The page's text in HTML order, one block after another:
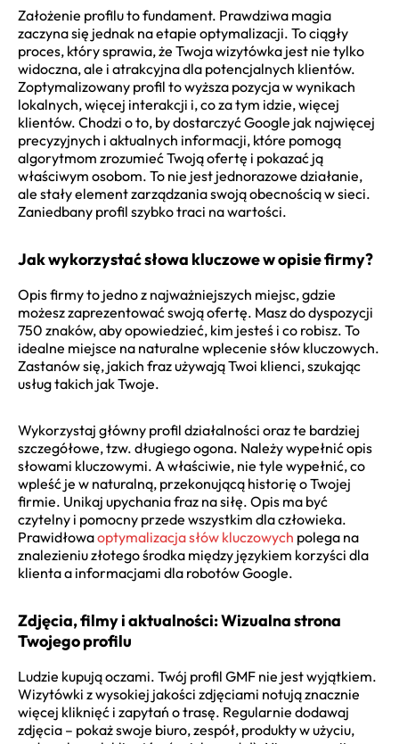
Założenie profilu to fundament. Prawdziwa magia
zaczyna się jednak na etapie optymalizacji. To ciągły
proces, który sprawia, że Twoja wizytówka jest nie tylko
widoczna, ale i atrakcyjna dla potencjalnych klientów.
Zoptymalizowany profil to wyższa pozycja w wynikach
lokalnych, więcej interakcji i, co za tym idzie, więcej
klientów. Chodzi o to, by dostarczyć Google jak najwięcej
precyzyjnych i aktualnych informacji, które pomogą
algorytmom zrozumieć Twoją ofertę i pokazać ją
właściwym osobom. To nie jest jednorazowe działanie,
ale stały element zarządzania swoją obecnością w sieci.
Zaniedbany profil szybko traci na wartości.
Jak wykorzystać słowa kluczowe w opisie firmy?
Opis firmy to jedno z najważniejszych miejsc, gdzie
możesz zaprezentować swoją ofertę. Masz do dyspozycji
750 znaków, aby opowiedzieć, kim jesteś i co robisz. To
idealne miejsce na naturalne wplecenie słów kluczowych.
Zastanów się, jakich fraz używają Twoi klienci, szukając
usług takich jak Twoje.
Wykorzystaj główny profil działalności oraz te bardziej
szczegółowe, tzw. długiego ogona. Należy wypełnić opis
słowami kluczowymi. A właściwie, nie tyle wypełnić, co
wpleść je w naturalną, przekonującą historię o Twojej
firmie. Unikaj upychania fraz na siłę. Opis ma być
czytelny i pomocny przede wszystkim dla człowieka.
Prawidłowaoptymalizacja słów kluczowych polega na
znalezieniu złotego środka między językiem korzyści dla
klienta a informacjami dla robotów Google.
Zdjęcia, filmy i aktualności: Wizualna strona
Twojego profilu
Ludzie kupują oczami. Twój profil GMF nie jest wyjątkiem.
Wizytówki z wysokiej jakości zdjęciami notują znacznie
więcej kliknięć i zapytań o trasę. Regularnie dodawaj
zdjęcia – pokaż swoje biuro, zespół, produkty w użyciu,